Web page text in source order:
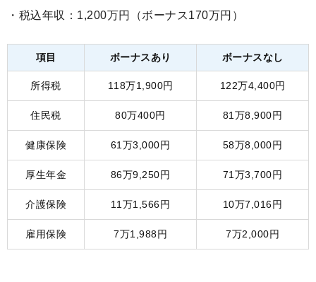
・税込年収：1,200万円（ボーナス170万円）
項目 ボーナスあり ボーナスなし
所得税 118万1,900円 122万4,400円
住民税 80万400円 81万8,900円
健康保険 61万3,000円 58万8,000円
厚生年金 86万9,250円 71万3,700円
介護保険 11万1,566円 10万7,016円
雇用保険 7万1,988円 7万2,000円